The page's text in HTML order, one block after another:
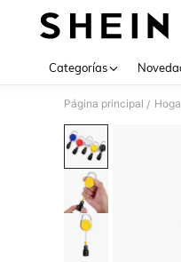
Categorías
Página principal /